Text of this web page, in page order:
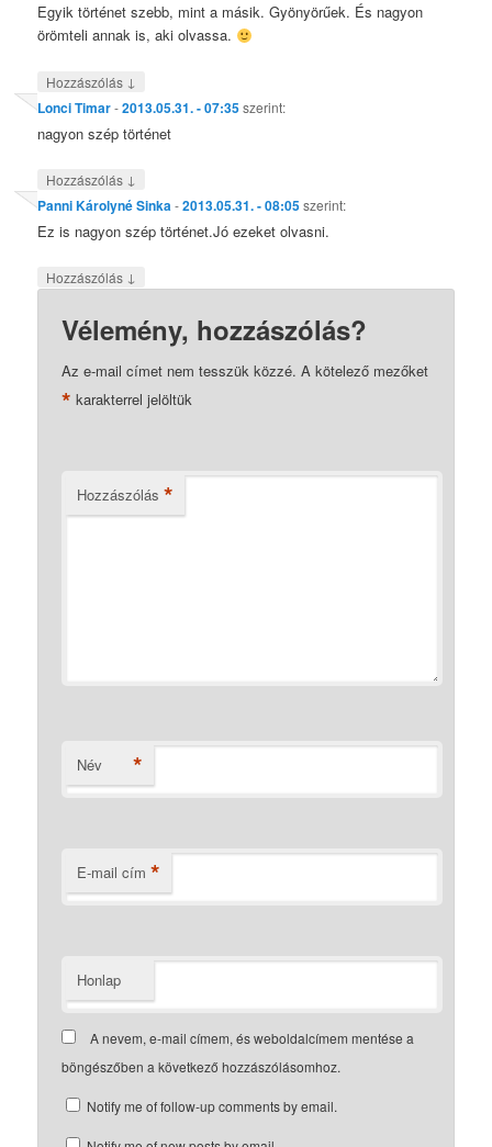
Egyik történet szebb, mint a másik. Gyönyörűek. És nagyon
örömteli annak is, aki olvassa.
Hozzászólás ↓
Lonci Timar-2013.05.31. - 07:35szerint:
nagyon szép történet
Hozzászólás ↓
Panni Károlyné Sinka-2013.05.31. - 08:05szerint:
Ez is nagyon szép történet.Jó ezeket olvasni.
Hozzászólás ↓
Vélemény, hozzászólás?
Az e-mail címet nem tesszük közzé. A kötelező mezőket
* karakterrel jelöltük
Hozzászólás *
Név *
E-mail cím *
Honlap
A nevem, e-mail címem, és weboldalcímem mentése a
böngészőben a következő hozzászólásomhoz.
Notify me of follow-up comments by email.